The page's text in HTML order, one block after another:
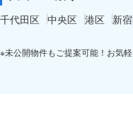
千代田区 中央区 港区 新
※未公開物件もご提案可能！お気